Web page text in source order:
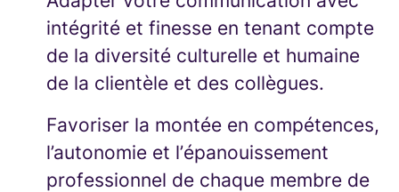
intégrité et finesse en tenant compte
de la diversité culturelle et humaine
de la clientèle et des collègues.
Favoriser la montée en compétences,
l’autonomie et l’épanouissement
professionnel de chaque membre de